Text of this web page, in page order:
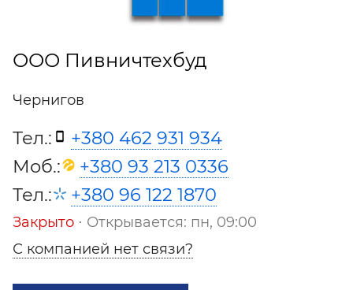
ООО Пивничтехбуд
Чернигов
Тел.:
+380 462 931 934
Моб.:
+380 93 213 0336
Тел.:
+380 96 122 1870
Закрыто ⋅ Открывается: пн, 09:00
С компанией нет связи?